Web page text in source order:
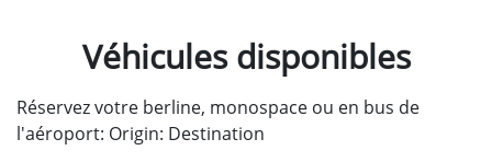
Véhicules disponibles
Réservez votre berline, monospace ou en bus de
l'aéroport: Origin: Destination